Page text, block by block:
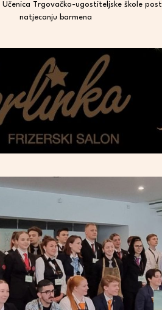
Učenica Trgovačko-ugostiteljske škole
natjecanju barmena